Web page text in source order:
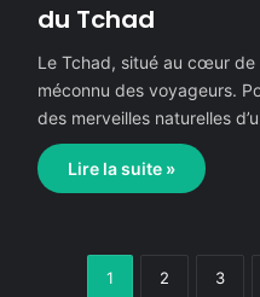
du Tchad
Le Tchad, situé au cœur de
méconnu des voyageurs.
des merveilles naturelles
Lire la suite »
1 2 3